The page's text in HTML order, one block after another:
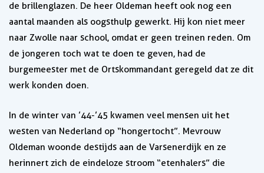
de brillenglazen. De heer Oldeman heeft ook nog een
aantal maanden als oogsthulp gewerkt. Hij kon niet meer
naar Zwolle naar school, omdat er geen treinen reden. Om
de jongeren toch wat te doen te geven, had de
burgemeester met de Ortskommandant geregeld dat ze dit
werk konden doen.
In de winter van ’44-’45 kwamen veel mensen uit het
westen van Nederland op “hongertocht”. Mevrouw
Oldeman woonde destijds aan de Varsenerdijk en ze
herinnert zich de eindeloze stroom “etenhalers” die